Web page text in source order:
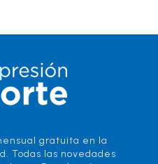
gratuita en la
Todas las novedades